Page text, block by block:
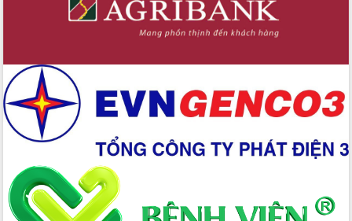
Thống nhất danh sách giới thiệu ứng
cử đại biểu Quốc hội khoá XVI và đại
biểu HĐND tỉnh Đắk Lắk, nhiệm kỳ
Phát động hai phong trào thi đua quan
trọng trong kỷ nguyên mới
Hội nghị lần thứ tư Ban Chỉ đạo công
tác bầu cử tỉnh Đắk Lắk
Hội nghị Báo cáo viên Trung ương
tháng 01/2026
Phó Thủ tướng Hồ Quốc Dũng đánh giá
cao kết quả Chiến dịch Quang Trung
tại Đắk Lắk